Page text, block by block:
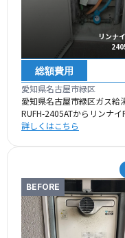
リンナ
総額費用
愛知県名古屋市緑区
愛知県名古屋市緑区ガス給
RUFH-2405ATからリンナ
詳しくはこちら
BEFORE